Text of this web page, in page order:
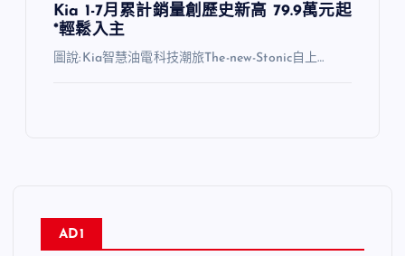
Kia 1-7月累計銷量創歷史新高 79.9萬元起
*輕鬆入主
圖說:Kia智慧油電科技潮旅The-new-Stonic自上…
AD1